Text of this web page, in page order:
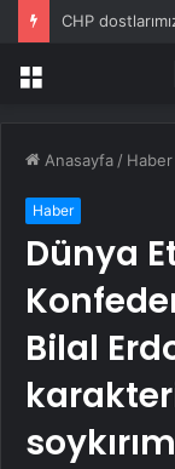
CHP
Menü
Anasayfa / Haber
Haber
Dünya
Bilal